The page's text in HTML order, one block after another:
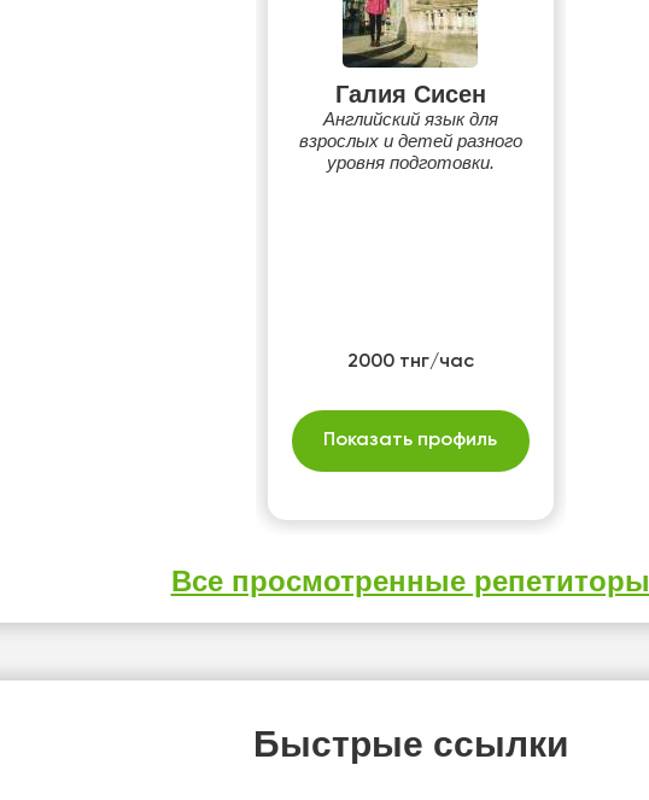
Галия Сисен
Английский язык для
взрослых и детей разного
уровня подготовки.
2000 тнг/час
Показать профиль
Все просмотренные репетиторы
Быстрые ссылки